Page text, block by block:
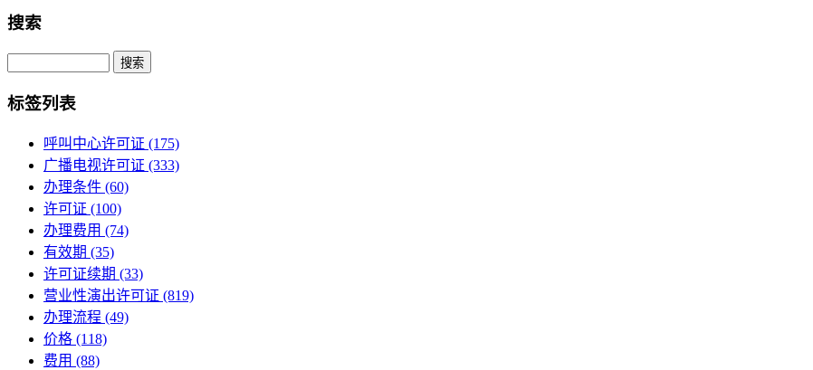
搜索
Search
标签列表
呼叫中心许可证 (175)
广播电视许可证 (333)
办理条件 (60)
许可证 (100)
办理费用 (74)
有效期 (35)
许可证续期 (33)
营业性演出许可证 (819)
办理流程 (49)
价格 (118)
费用 (88)